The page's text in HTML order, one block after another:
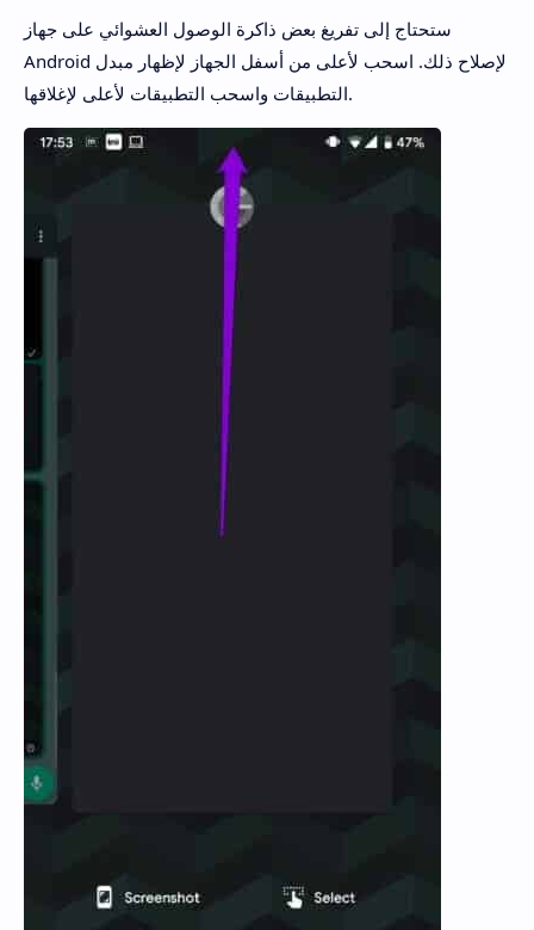
ستحتاج إلى تفريغ بعض ذاكرة الوصول العشوائي على جهاز
Android لإصلاح ذلك. اسحب لأعلى من أسفل الجهاز لإظهار مبدل
التطبيقات واسحب التطبيقات لأعلى لإغلاقها.